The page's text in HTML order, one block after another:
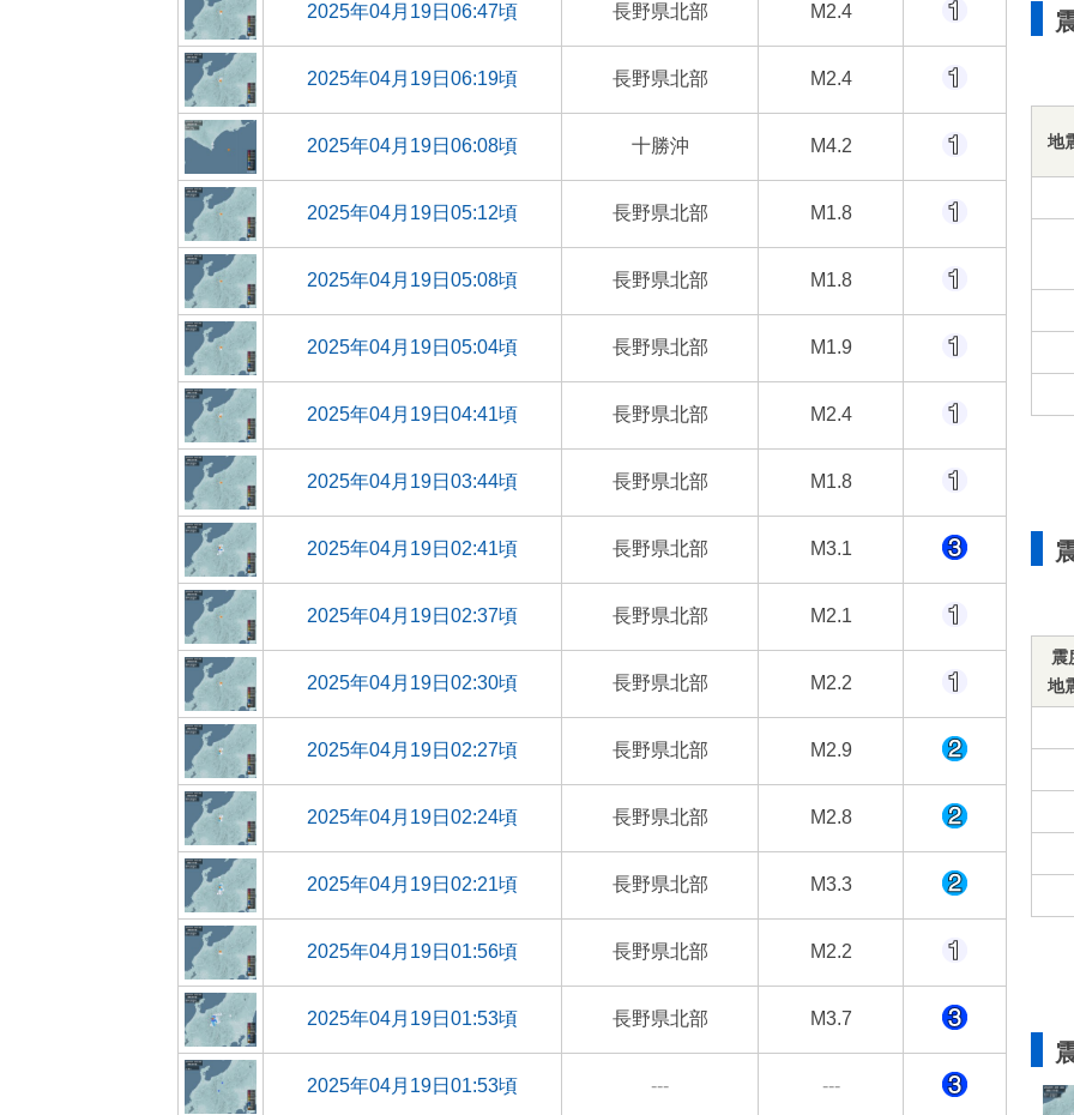
2025年04月19日06:47頃 長野県北部 M2.4
2025年04月19日06:19頃 長野県北部 M2.4
2025年04月19日06:08頃 十勝沖 M4.2
2025年04月19日05:12頃 長野県北部 M1.8
2025年04月19日05:08頃 長野県北部 M1.8
2025年04月19日05:04頃 長野県北部 M1.9
2025年04月19日04:41頃 長野県北部 M2.4
2025年04月19日03:44頃 長野県北部 M1.8
2025年04月19日02:41頃 長野県北部 M3.1
2025年04月19日02:37頃 長野県北部 M2.1
2025年04月19日02:30頃 長野県北部 M2.2
2025年04月19日02:27頃 長野県北部 M2.9
2025年04月19日02:24頃 長野県北部 M2.8
2025年04月19日02:21頃 長野県北部 M3.3
2025年04月19日01:56頃 長野県北部 M2.2
2025年04月19日01:53頃 長野県北部 M3.7
2025年04月19日01:53頃 --- ---
地
震
地